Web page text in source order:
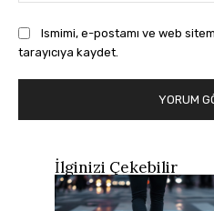
Ismimi, e-postamı ve web
tarayıcıya kaydet.
İlginizi Çekebilir